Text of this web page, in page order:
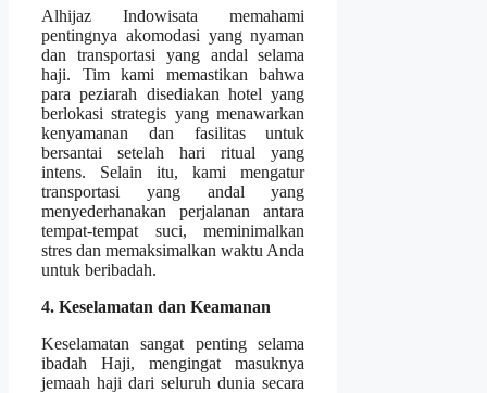
Alhijaz Indowisata memahami
pentingnya akomodasi yang nyaman
dan transportasi yang andal selama
haji. Tim kami memastikan bahwa
para peziarah disediakan hotel yang
berlokasi strategis yang menawarkan
kenyamanan dan fasilitas untuk
bersantai setelah hari ritual yang
intens. Selain itu, kami mengatur
transportasi yang andal yang
menyederhanakan perjalanan antara
tempat-tempat suci, meminimalkan
stres dan memaksimalkan waktu Anda
untuk beribadah.
4. Keselamatan dan Keamanan
Keselamatan sangat penting selama
ibadah Haji, mengingat masuknya
jemaah haji dari seluruh dunia secara